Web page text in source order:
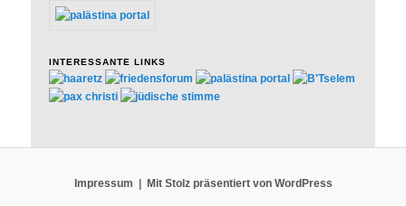
INTERESSANTE LINKS
Impressum Mit Stolz präsentiert von WordPress